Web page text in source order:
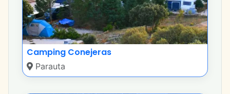
Camping Conejeras
Parauta